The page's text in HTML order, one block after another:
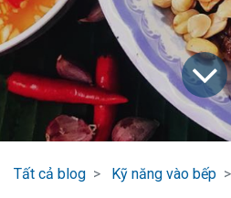
Tất cả blog Kỹ năng vào bếp